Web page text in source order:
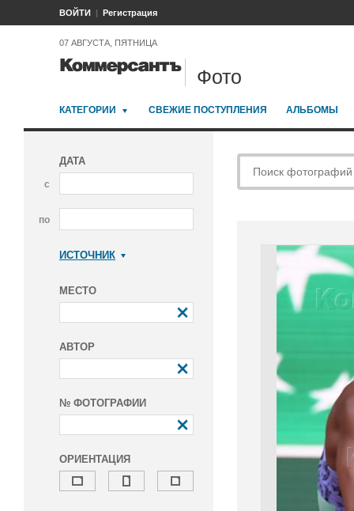
ВОЙТИ Регистрация
07 АВГУСТА, ПЯТНИЦА
Фото
КАТЕГОРИИ СВЕЖИЕ ПОСТУПЛЕНИЯ АЛЬБОМЫ
ДАТА
с
по
ИСТОЧНИК
МЕСТО
АВТОР
№ ФОТОГРАФИИ
ОРИЕНТАЦИЯ